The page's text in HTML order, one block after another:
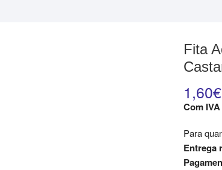
Fita
1,60€
Com
Para
Entrega